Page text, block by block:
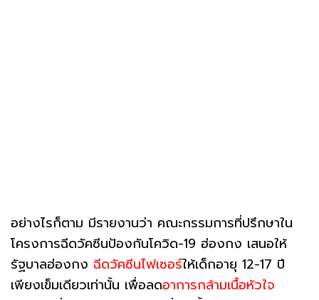
อย่างไรก็ตาม มีรายงานว่า คณะกรรมการที่ปรึกษาใน
โครงการฉีดวัคซีนป้องกันโควิด-19 ฮ่องกง เสนอให้
รัฐบาลฮ่องกง ฉีดวัคซีนไฟเซอร์ให้เด็กอายุ 12-17 ปี
เพียงเข็มเดียวเท่านั้น เพื่อลดอาการกล้ามเนื้อหัวใจ